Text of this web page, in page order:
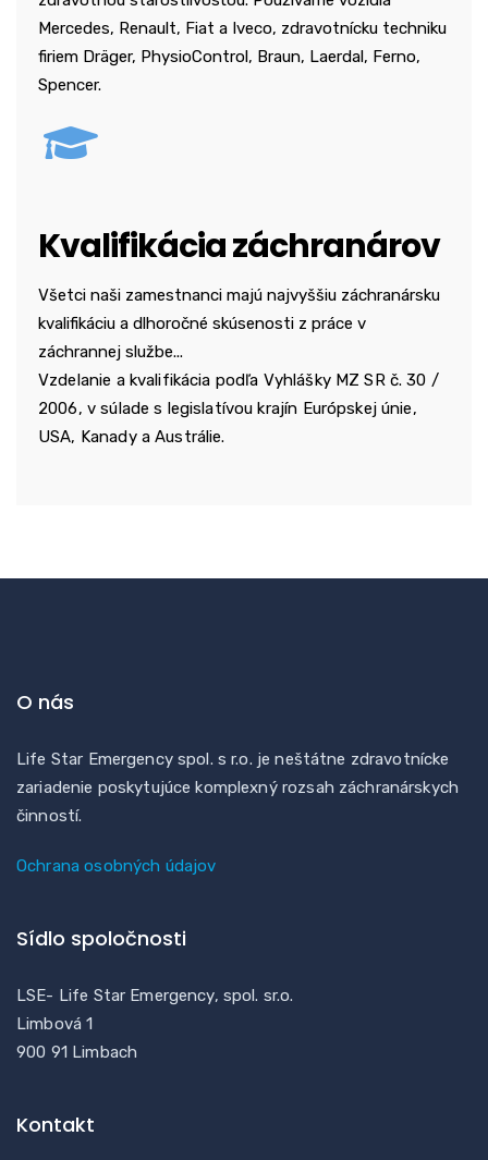
Mercedes, Renault, Fiat a Iveco, zdravotnícku techniku
firiem Dräger, PhysioControl, Braun, Laerdal, Ferno,
Spencer.
Kvalifikácia záchranárov
Všetci naši zamestnanci majú najvyššiu záchranársku
kvalifikáciu a dlhoročné skúsenosti z práce v
záchrannej službe...
Vzdelanie a kvalifikácia podľa Vyhlášky MZ SR č. 30 /
2006, v súlade s legislatívou krajín Európskej únie,
USA, Kanady a Austrálie.
O nás
Life Star Emergency spol. s r.o. je neštátne zdravotnícke
zariadenie poskytujúce komplexný rozsah záchranárskych
činností.
Ochrana osobných údajov
Sídlo spoločnosti
LSE- Life Star Emergency, spol. sr.o.
Limbová 1
900 91 Limbach
Kontakt